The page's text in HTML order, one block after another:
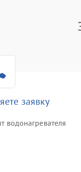
заявку
водонагревателя